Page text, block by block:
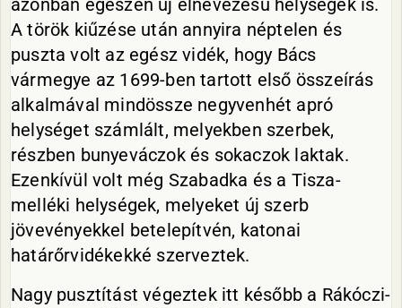
azonban egészen új elnevezésű helységek is.
A török kiűzése után annyira néptelen és
puszta volt az egész vidék, hogy Bács
vármegye az 1699-ben tartott első összeírás
alkalmával mindössze negyvenhét apró
helységet számlált, melyekben szerbek,
részben bunyeváczok és sokaczok laktak.
Ezenkívül volt még Szabadka és a Tisza-
melléki helységek, melyeket új szerb
jövevényekkel betelepítvén, katonai
határőrvidékekké szerveztek.
Nagy pusztítást végeztek itt később a Rákóczi-